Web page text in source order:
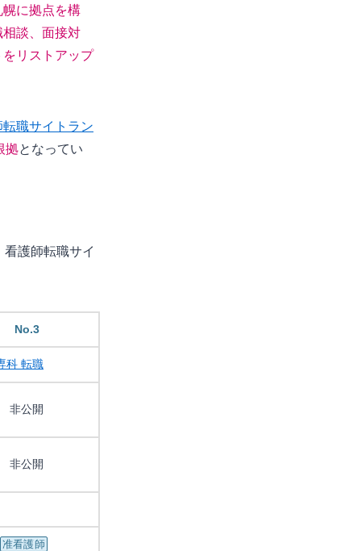
幌に拠点を構
談、面接対
リストアップ
職サイトラン
拠となってい
看護師転職サイ
No.3
科 転職
非公開
非公開
准看護師